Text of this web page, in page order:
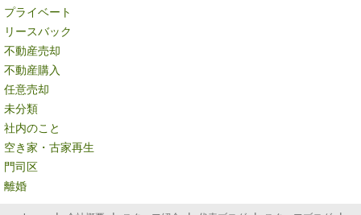
プライベート
リースバック
不動産売却
不動産購入
任意売却
未分類
社内のこと
空き家・古家再生
門司区
離婚